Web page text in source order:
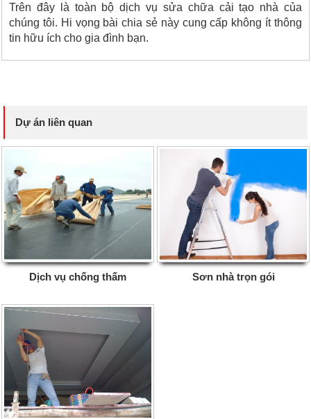
Trên đây là toàn bộ dịch vụ sửa chữa cải tạo nhà của
chúng tôi. Hi vọng bài chia sẻ này cung cấp không ít thông
tin hữu ích cho gia đình bạn.
Dự án liên quan
Dịch vụ chống thấm Sơn nhà trọn gói